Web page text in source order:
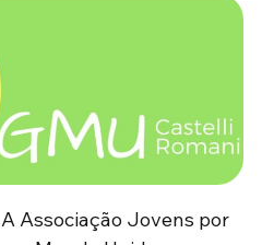
A Associação Jovens por